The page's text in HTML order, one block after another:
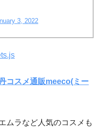
3, 2022
コスメ通販meeco(ミー
ムラなど人気のコスメも